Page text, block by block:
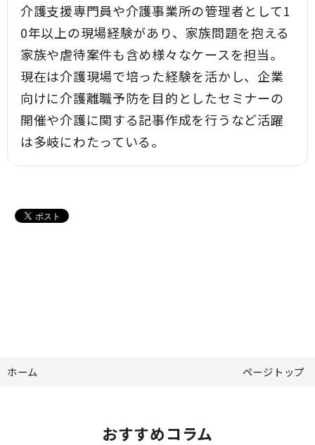
介護支援専門員や介護事業所の管理者として1
0年以上の現場経験があり、家族問題を抱える
家族や虐待案件も含め様々なケースを担当。
現在は介護現場で培った経験を活かし、企業
向けに介護離職予防を目的としたセミナーの
開催や介護に関する記事作成を行うなど活躍
は多岐にわたっている。
ホーム ページトップ
おすすめコラム